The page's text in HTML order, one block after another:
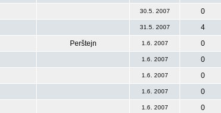
30.5. 2007
0
31.5. 2007
4
Perštejn 1.6. 2007
0
1.6. 2007
0
1.6. 2007
0
1.6. 2007
0
1.6. 2007
0